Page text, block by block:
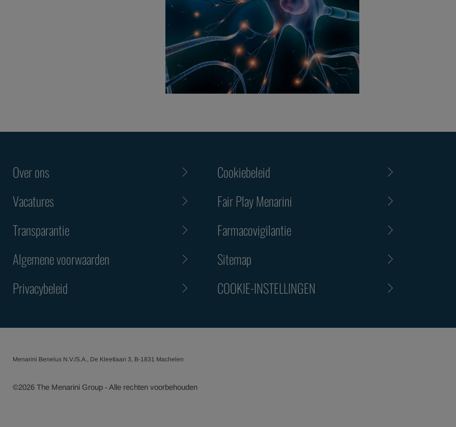
Over ons
Vacatures
Transparantie
Algemene voorwaarden
Privacybeleid
Cookiebeleid
Fair Play Menarini
Farmacovigilantie
Sitemap
COOKIE-INSTELLINGEN
Menarini Benelux N.V./S.A., De Kleetlaan 3, B-1831 Machelen
©2026 The Menarini Group - Alle rechten voorbehouden